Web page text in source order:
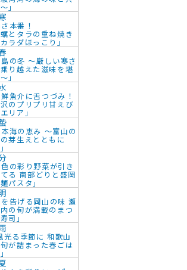
」
さ本番！
とタラの重ね焼き
ラダほっこり」
島の冬 ～厳しい寒さ
り越えた滋味を堪
」
鮮魚介に舌つづみ！
のプリプリ甘えび
リア」
本海の恵み ～富山の
芽生えとともに
色の彩り野菜が引き
る 南部どりと盛岡
パスタ」
を告げる岡山の味 瀬
の旬が満載のまつ
司」
光る季節に 和歌山
が詰まった春ごは